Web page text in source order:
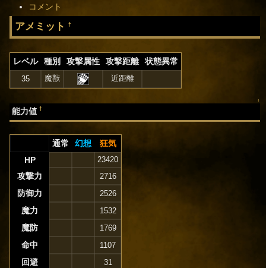
コメント
アメミット †
レベル 種別 攻撃属性 攻撃距離 状態異常
35 魔獣 近距離
↑
能力値†
通常 幻想
狂気
HP
23420
攻撃力 2716
防御力 2526
魔力 1532
魔防 1769
命中 1107
回避 31